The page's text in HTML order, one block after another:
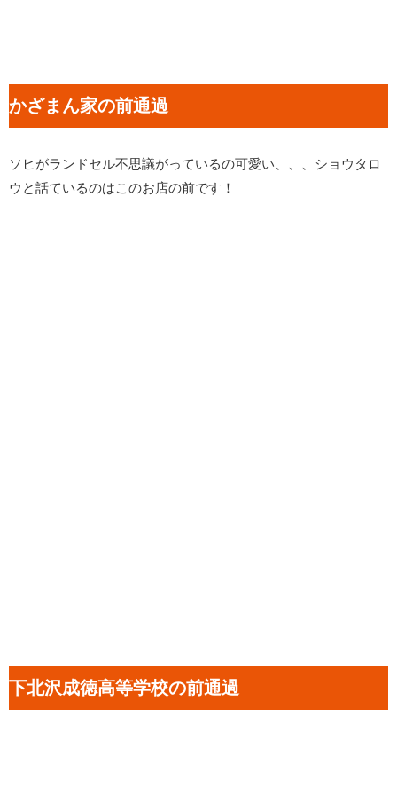
かざまん家の前通過
ソヒがランドセル不思議がっているの可愛い、、、ショウタロ
ウと話ているのはこのお店の前です！
下北沢成徳高等学校の前通過